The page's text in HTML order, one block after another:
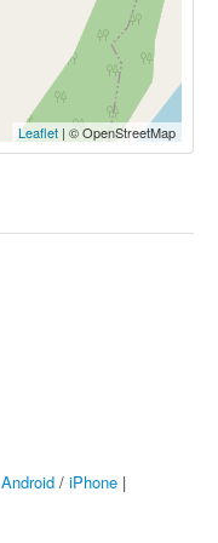
Leaflet | © OpenStreetMap
Android / iPhone |